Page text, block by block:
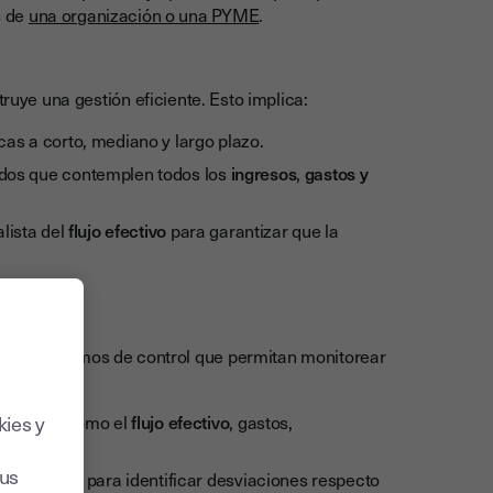
una organización o una PYME.
una gestión eficiente. Esto implica:
a corto, mediano y largo plazo.
que contemplen todos los ingresos, gastos y
delflujo efectivo para garantizar que la
mecanismos de control que permitan monitorear
clave como elflujo efectivo, gastos,
para identificar desviaciones respecto
y